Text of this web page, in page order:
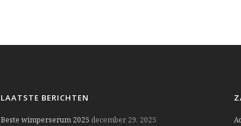
LAATSTE BERICHTEN
Beste wimperserum 2025 december 29, 2025